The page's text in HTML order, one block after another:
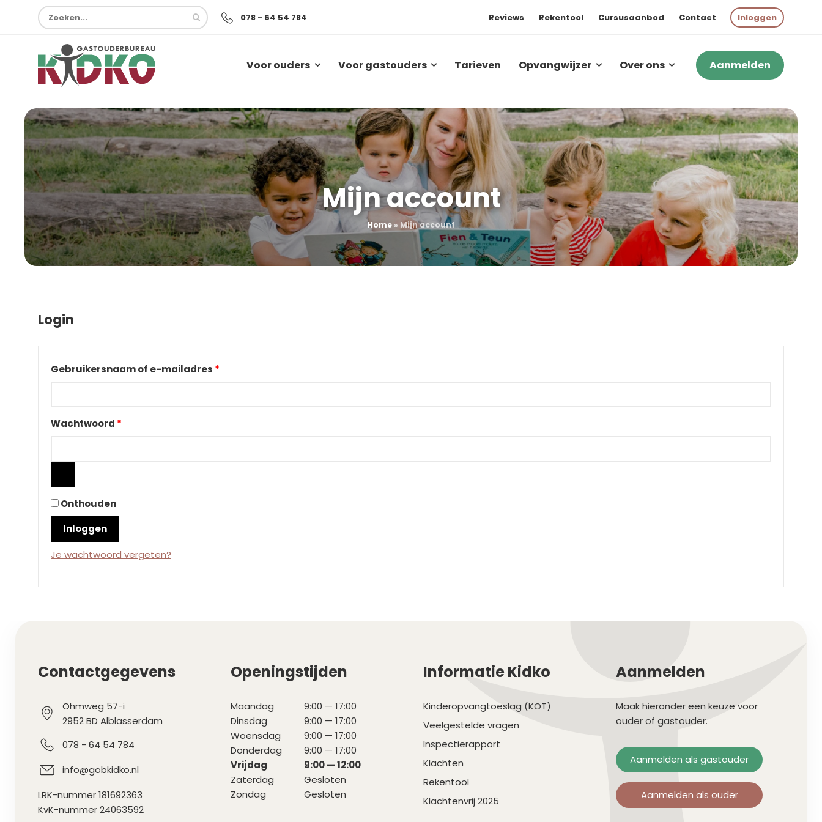
078 - 64 54 784 Reviews Rekentool Cursusaanbod Contact Inloggen
Voor ouders Voor gastouders Tarieven Opvangwijzer Over ons Aanmelden
Mijn account
Home» Mijn account
Login
Gebruikersnaam of e-mailadres *
Wachtwoord *
Onthouden
Inloggen
Je wachtwoord vergeten?
Contactgegevens
Ohmweg 57-i
2952 BD Alblasserdam
078 - 64 54 784
info@gobkidko.nl
LRK-nummer 181692363
KvK-nummer 24063592
Openingstijden
Maandag
9:00 — 17:00
Dinsdag
9:00 — 17:00
Woensdag
9:00 — 17:00
Donderdag
9:00 — 17:00
Vrijdag
9:00 — 12:00
Zaterdag
Gesloten
Zondag
Gesloten
Informatie Kidko
Kinderopvangtoeslag (KOT)
Veelgestelde vragen
Inspectierapport
Klachten
Rekentool
Klachtenvrij 2025
Aanmelden
Maak hieronder een keuze voor
ouder of gastouder.
Aanmelden als gastouder
Aanmelden als ouder